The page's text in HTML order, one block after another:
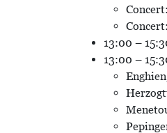
13:00 –
13:00 –